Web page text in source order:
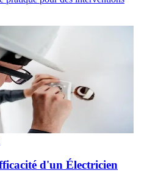
d'un Électricien